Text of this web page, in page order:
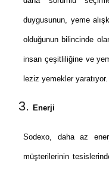
duygusunun, yeme
olduğunun bilincinde
insan çeşitliliğine ve
leziz yemekler yaratıyor.
Enerji
Sodexo, daha az
müşterilerinin